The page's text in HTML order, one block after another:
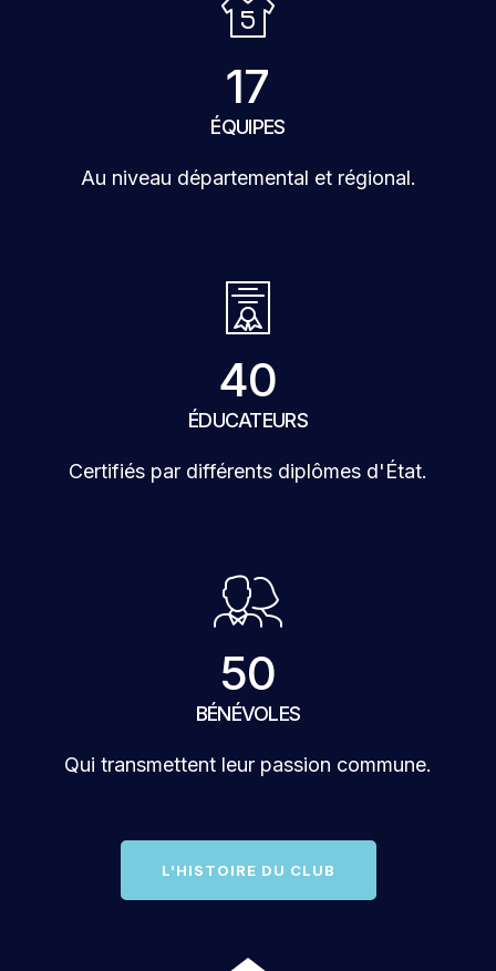
17
ÉQUIPES
Au niveau départemental et régional.
40
ÉDUCATEURS
Certifiés par différents diplômes d'État.
50
BÉNÉVOLES
Qui transmettent leur passion commune.
L'HISTOIRE DU CLUB